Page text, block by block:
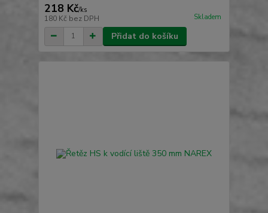
218 Kč/ks
180 Kč bez DPH Skladem
Přidat do košíku